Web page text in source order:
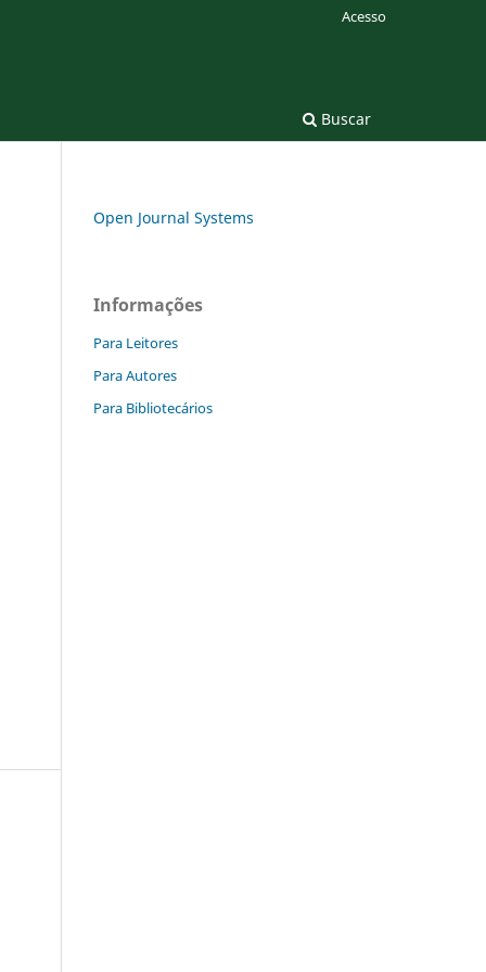
Buscar
Acesso
Open Journal Systems
Informações
Para Leitores
Para Autores
Para Bibliotecários